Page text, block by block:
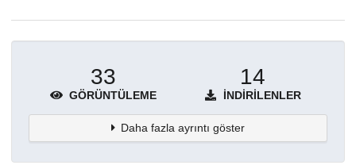
33
GÖRÜNTÜLEME
14
İNDIRILENLER
Daha fazla ayrıntı göster